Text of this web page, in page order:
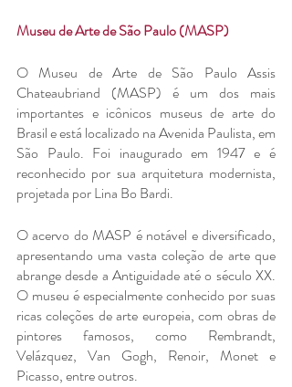
Museu de Arte de São Paulo (MASP)
O Museu de Arte de São Paulo Assis
Chateaubriand (MASP) é um dos mais
importantes e icônicos museus de arte do
Brasil e está localizado na Avenida Paulista, em
São Paulo. Foi inaugurado em 1947 e é
reconhecido por sua arquitetura modernista,
projetada por Lina Bo Bardi.
O acervo do MASP é notável e diversificado,
apresentando uma vasta coleção de arte que
abrange desde a Antiguidade até o século XX.
O museu é especialmente conhecido por suas
ricas coleções de arte europeia, com obras de
pintores famosos, como Rembrandt,
Velázquez, Van Gogh, Renoir, Monet e
Picasso, entre outros.